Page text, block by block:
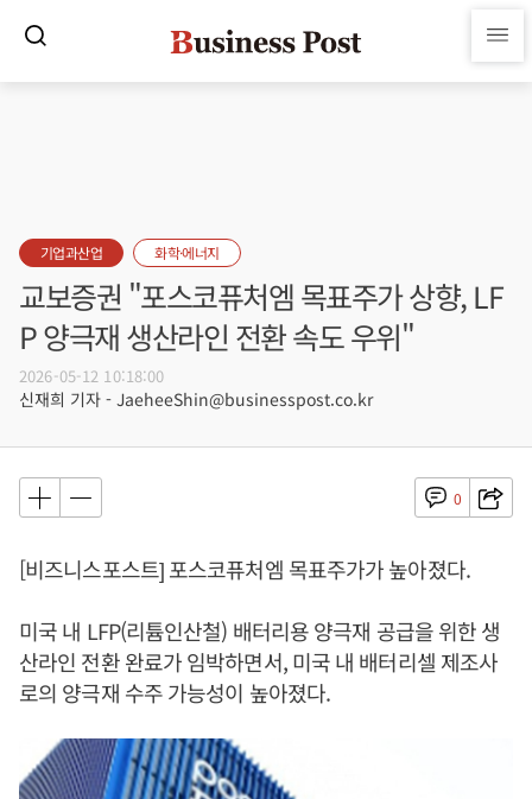
기업과산업 화학·에너지
교보증권 "포스코퓨처엠 목표주가 상향, LF
P 양극재 생산라인 전환 속도 우위"
2026-05-12 10:18:00
신재희 기자 - JaeheeShin@businesspost.co.kr
0
[비즈니스포스트] 포스코퓨처엠 목표주가가 높아졌다.
미국 내 LFP(리튬인산철) 배터리용 양극재 공급을 위한 생
산라인 전환 완료가 임박하면서, 미국 내 배터리셀 제조사
로의 양극재 수주 가능성이 높아졌다.